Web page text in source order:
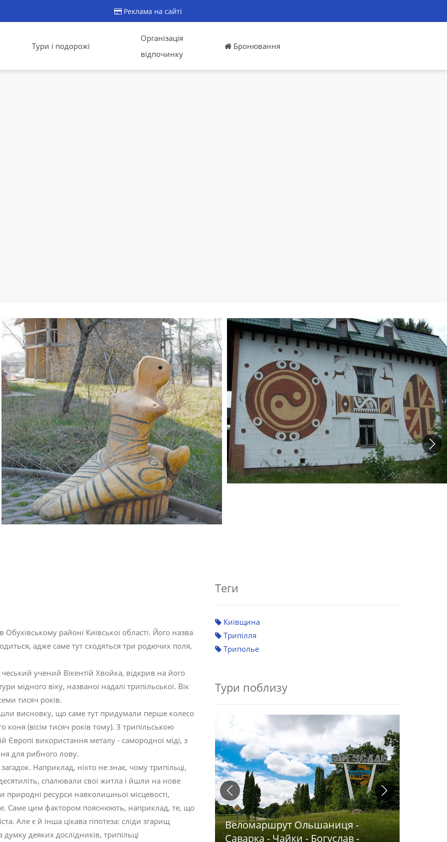
Реклама на сайті
Тури і подорожі
Організація
відпочинку
Бронювання
районі Київської області. Його назва
адже саме тут сходяться три родючих поля,
учений Вікентій Хвойка, відкрив на його
мідного віку, названої надалі трипільської. Вік
тисяч років.
висновку, що саме тут придумали перше колесо
(вісім тисяч років тому). З трипільською
Європі використання металу - самородної міді, з
для рибного лову.
загадок. Наприклад, ніхто не знає, чому трипільці,
спалювали свої житла і йшли на нове
ресурси навколишньої місцевості,
Саме цим фактором пояснюють, наприклад, те, що
Але є й інша цікава гіпотеза: сліди згарищ
деяких дослідників, трипільці
Теги
Київщина
Трипілля
Триполье
Тури поблизу
Веломаршрут Ольшаниця -
Саварка - Чайки - Богуслав -